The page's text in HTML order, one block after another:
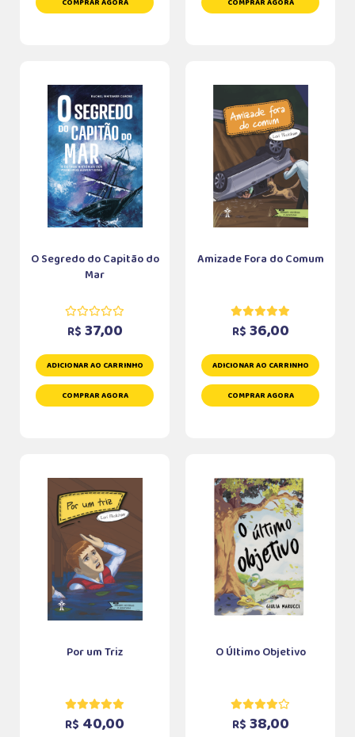
O Segredo do Capitão do
Mar
R$ 37,00
ADICIONAR AO CARRINHO
COMPRAR AGORA
Amizade Fora do Comum
R$ 36,00
ADICIONAR AO CARRINHO
COMPRAR AGORA
Por um Triz
R$ 40,00
O Último Objetivo
R$ 38,00